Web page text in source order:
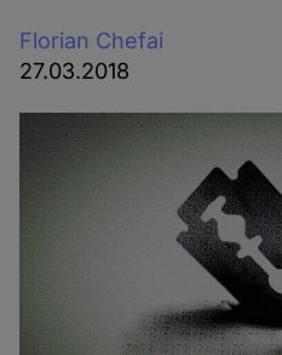
Florian Chefai
27.03.2018